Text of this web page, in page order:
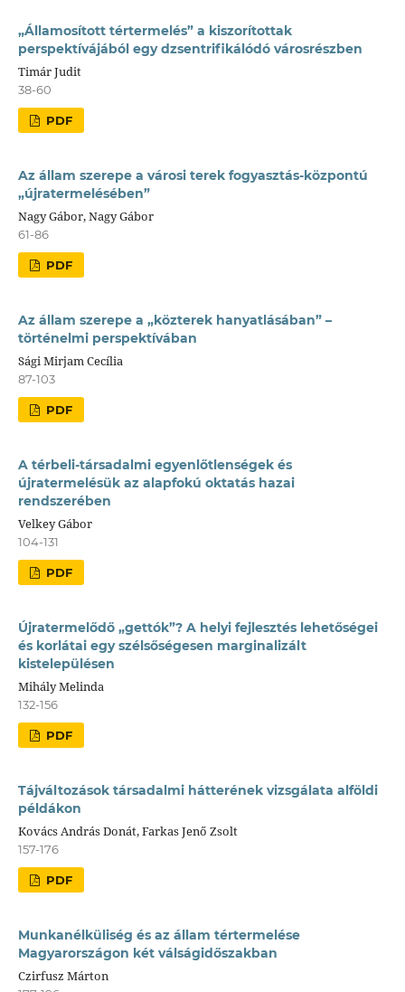
„Államosított tértermelés” a kiszorítottak
perspektívájából egy dzsentrifikálódó városrészben
Timár Judit
38-60
PDF
Az állam szerepe a városi terek fogyasztás-központú
„újratermelésében”
Nagy Gábor, Nagy Gábor
61-86
PDF
Az állam szerepe a „közterek hanyatlásában” –
történelmi perspektívában
Sági Mirjam Cecília
87-103
PDF
A térbeli-társadalmi egyenlőtlenségek és
újratermelésük az alapfokú oktatás hazai
rendszerében
Velkey Gábor
104-131
PDF
Újratermelődő „gettók”? A helyi fejlesztés lehetőségei
és korlátai egy szélsőségesen marginalizált
kistelepülésen
Mihály Melinda
132-156
PDF
Tájváltozások társadalmi hátterének vizsgálata alföldi
példákon
Kovács András Donát, Farkas Jenő Zsolt
157-176
PDF
Munkanélküliség és az állam tértermelése
Magyarországon két válságidőszakban
Czirfusz Márton